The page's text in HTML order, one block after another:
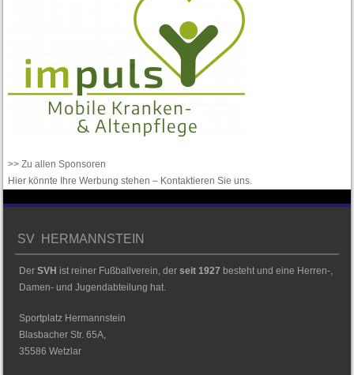
>> Zu allen Sponsoren
Hier könnte Ihre Werbung stehen – Kontaktieren Sie uns
SV HERMANNSTEIN
DerSVH ist reiner Fußballverein, derseit 1927 besteht und eine Herren-,
Damen- und Jugendabteilung hat.
Sportplatz Hermannstein
Blasbacher Str. 65A,
35586 Wetzlar